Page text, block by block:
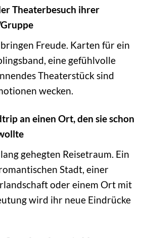
Theaterbesuch ihrer
Freude. Karten für ein
eine gefühlvolle
Theaterstück sind
wecken.
an einen Ort, den sie schon
gehegten Reisetraum. Ein
Stadt, einer
oder einem Ort mit
wird ihr neue Eindrücke